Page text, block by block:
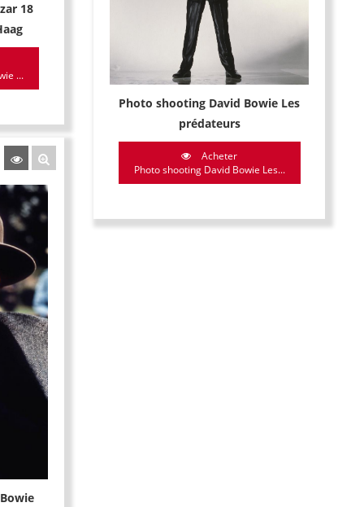
18
...
Photo shooting David Bowie Les
prédateurs
Acheter
Photo shooting David Bowie Les...